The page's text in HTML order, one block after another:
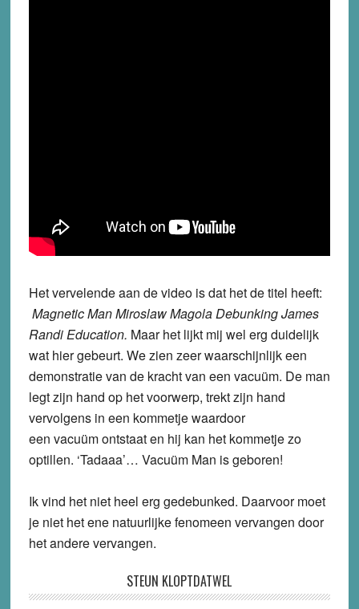
Het vervelende aan de video is dat het de titel heeft:
Magnetic Man Miroslaw Magola Debunking James
Randi Education. Maar het lijkt mij wel erg duidelijk
wat hier gebeurt. We zien zeer waarschijnlijk een
demonstratie van de kracht van een vacuüm. De man
legt zijn hand op het voorwerp, trekt zijn hand
vervolgens in een kommetje waardoor
een vacuüm ontstaat en hij kan het kommetje zo
optillen. ‘Tadaaa’… Vacuüm Man is geboren!
Ik vind het niet heel erg gedebunked. Daarvoor moet
je niet het ene natuurlijke fenomeen vervangen door
het andere vervangen.
STEUN KLOPTDATWEL